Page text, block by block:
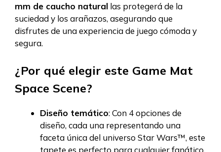
mm de caucho natural las protegerá de la
suciedad y los arañazos, asegurando que
disfrutes de una experiencia de juego cómoda y
segura.
¿Por qué elegir este Game Mat
Space Scene?
Diseño temático: Con 4 opciones de
diseño, cada una representando una
faceta única del universo Star Wars™, este
tapete es perfecto para cualquier fanático.